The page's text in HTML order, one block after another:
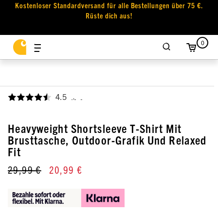
Kostenloser Standardversand für alle Bestellungen über 75 €.
Rüste dich aus!
0
4.5 ,
Heavyweight Shortsleeve T-Shirt Mit
Brusttasche, Outdoor-Grafik Und Relaxed
Fit
29,99 € 20,99 €